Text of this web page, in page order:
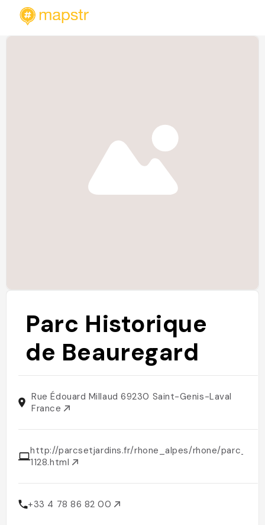
Parc Historique
de Beauregard
Rue Édouard Millaud 69230 Saint-Genis-Laval
France
http://parcsetjardins.fr/rhone_alpes/rhone/
1128.html
+33 4 78 86 82 00